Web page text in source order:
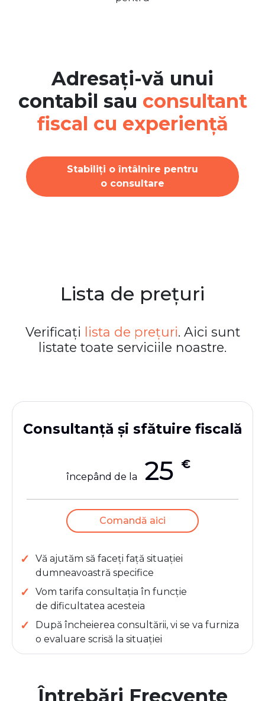
Adresați-vă unui
contabil sau consultant
fiscal cu experiență
Stabiliți o întâlnire pentru
o consultare
Lista de prețuri
Verificați lista de prețuri. Aici sunt
listate toate serviciile noastre.
Consultanță și sfătuire fiscală
începând de la 25 €
Comandă aici
Vă ajutăm să faceți față situației
dumneavoastră specifice
Vom tarifa consultația în funcție
de dificultatea acesteia
După încheierea consultării, vi se va furniza
o evaluare scrisă la situației
Întrebări Frecvente